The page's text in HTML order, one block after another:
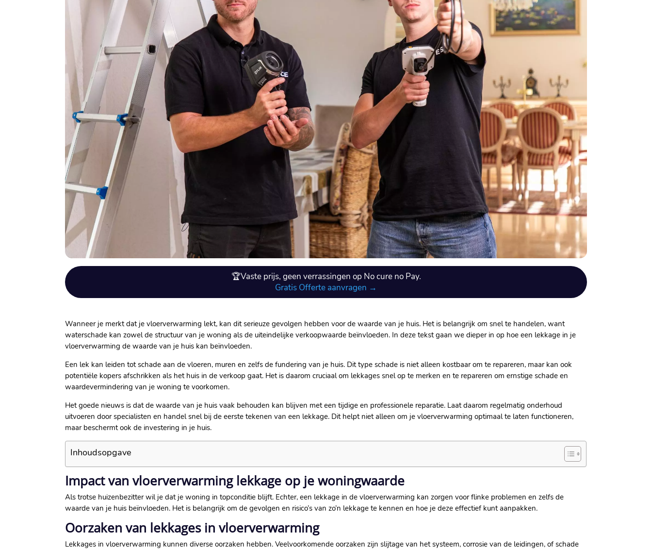
🏆Vaste prijs, geen verrassingen op No cure no Pay.
Gratis Offerte aanvragen →
Wanneer je merkt dat je vloerverwarming lekt, kan dit serieuze gevolgen hebben voor de waarde van je huis.​ Het is belangrijk om snel te handelen, want
waterschade kan zowel de structuur van je woning als de uiteindelijke verkoopwaarde beïnvloeden.​ In deze tekst gaan we dieper in op hoe een lekkage in je
vloerverwarming de waarde van je huis kan beïnvloeden.​
Een lek kan leiden tot schade aan de vloeren, muren en zelfs de fundering van je huis.​ Dit type schade is niet alleen kostbaar om te repareren, maar kan ook
potentiële kopers afschrikken als het huis in de verkoop gaat.​ Het is daarom cruciaal om lekkages snel op te merken en te repareren om ernstige schade en
waardevermindering van je woning te voorkomen.​
Het goede nieuws is dat de waarde van je huis vaak behouden kan blijven met een tijdige en professionele reparatie.​ Laat daarom regelmatig onderhoud
uitvoeren door specialisten en handel snel bij de eerste tekenen van een lekkage.​ Dit helpt niet alleen om je vloerverwarming optimaal te laten functioneren,
maar beschermt ook de investering in je huis.​
Inhoudsopgave
Impact van vloerverwarming lekkage op je woningwaarde
Als trotse huizenbezitter wil je dat je woning in topconditie blijft.​ Echter, een lekkage in de vloerverwarming kan zorgen voor flinke problemen en zelfs de
waarde van je huis beïnvloeden.​ Het is belangrijk om de gevolgen en risico’s van zo’n lekkage te kennen en hoe je deze effectief kunt aanpakken.​
Oorzaken van lekkages in vloerverwarming
Lekkages in vloerverwarming kunnen diverse oorzaken hebben.​ Veelvoorkomende oorzaken zijn slijtage van het systeem, corrosie van de leidingen, of schade